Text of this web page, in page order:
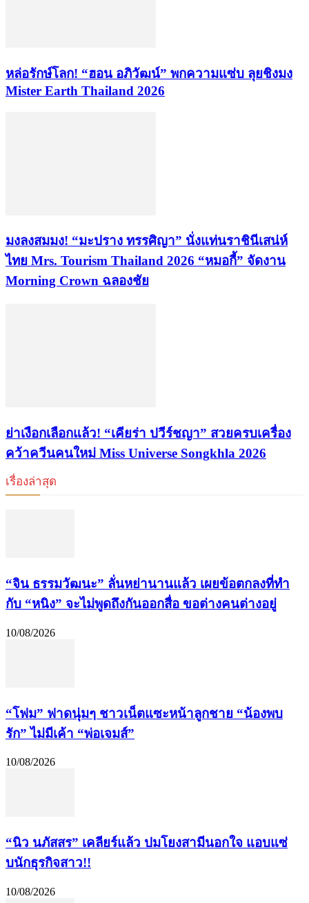
​หล่อรักษ์โลก! “ฮอน อภิวัฒน์” พกความแซ่บ ลุยชิงมง
Mister Earth Thailand 2026
​มงลงสมมง! “มะปราง ทรรศิญา” นั่งแท่นราชินีเสน่ห์
ไทย Mrs. Tourism Thailand 2026​ “หมอกี้” จัดงาน
Morning Crown ฉลองชัย
ย่าเงือกเลือกแล้ว! “เคียร่า ปวีร์ชญา” สวยครบเครื่อง
คว้าควีนคนใหม่ Miss Universe Songkhla 2026
เรื่องล่าสุด
“จิน ธรรมวัฒนะ” ลั่นหย่านานแล้ว เผยข้อตกลงที่ทำ
กับ “หนิง” จะไม่พูดถึงกันออกสื่อ ขอต่างคนต่างอยู่
10/08/2026
“โฟม” ฟาดนุ่มๆ ชาวเน็ตแซะหน้าลูกชาย “น้องพบ
รัก” ไม่มีเค้า “พ่อเจมส์”
10/08/2026
“นิว นภัสสร” เคลียร์แล้ว ปมโยงสามีนอกใจ แอบแซ่
บนักธุรกิจสาว!!
10/08/2026